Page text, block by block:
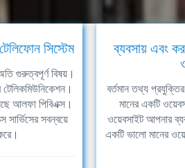
সিস্টেম
গুরুত্বপূর্ণ বিষয়।
আলফা পিবিএক্স।
সার্ভিসের সবন্বয়ে
ব্যবসায় এবং
বর্তমান তথ্য
মানের একটি
ওয়েবসাইট আপনার
একটি ভালো মানের